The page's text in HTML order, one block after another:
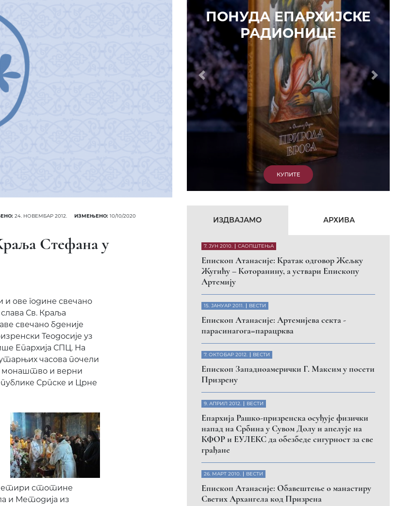
24. НОВЕМБАР 2012. ИЗМЕЊЕНО: 10/10/2020
Стефана у
ове године свечано
Св. Краља
свечано бденије
Теодосије уз
Епархија СПЦ. На
часова почели
монаштво и верни
Српске и Црне
четири стотине
и Методија из
КУПИТЕ
7. ЈУН 2010. САОПШТЕЊА
Eпископ Атанасије: Кратак одговор Жељку
Жугићу – Которанину, а уствари Епископу
Артемију
15. ЈАНУАР 2011. ВЕСТИ
Eпископ Атанасије: Артемијева секта -
парасинагога=парацрква
ВЕСТИ
Eпископ Западноамерички Г. Максим у посети
напад на Србина у Сувом Долу и апелује на
КФОР и ЕУЛЕКС да обезбеде сигурност за све
Eпископ Атанасије: Обавештење о манастиру
Светих Архангела код Призрена